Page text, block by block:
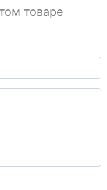
товаре